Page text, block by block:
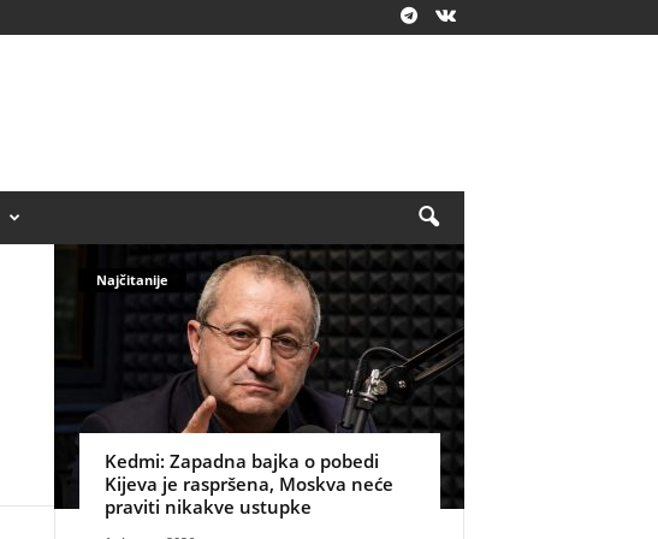
Najčitanije
Kedmi: Zapadna bajka o pobedi
Kijeva je raspršena, Moskva neće
praviti nikakve ustupke